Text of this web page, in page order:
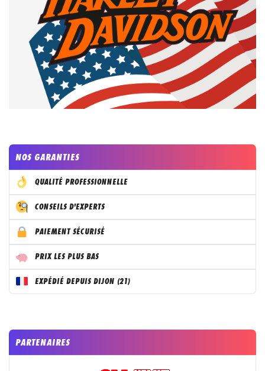
NOS GARANTIES
QUALITÉ PROFESSIONNELLE
CONSEILS D'EXPERTS
PAIEMENT SÉCURISÉ
PRIX LES PLUS BAS
EXPÉDIÉ DEPUIS DIJON (21)
PARTENAIRES